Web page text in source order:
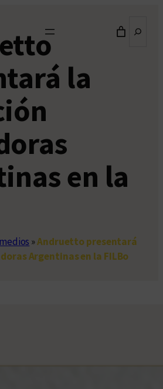
la
en la
»Andruetto presentará
Argentinas en la FILBo